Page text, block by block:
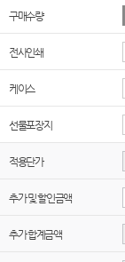
구매수량
전사인쇄
케이스
선물포장지
적용단가
추가 및 할인금액
추가 합계금액